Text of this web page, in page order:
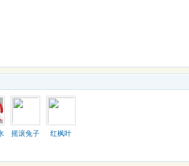
摇滚兔子 红枫叶